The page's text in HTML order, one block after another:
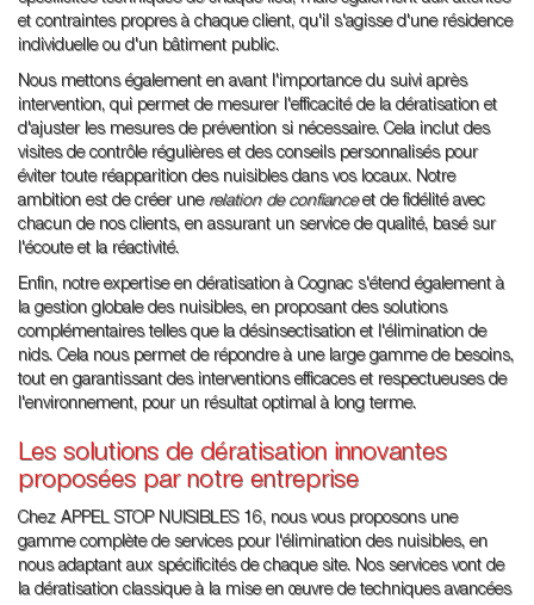
et contraintes propres à chaque client, qu'il s'agisse d'une résidence
individuelle ou d'un bâtiment public.
Nous mettons également en avant l'importance du suivi après
intervention, qui permet de mesurer l'efficacité de la dératisation et
d'ajuster les mesures de prévention si nécessaire. Cela inclut des
visites de contrôle régulières et des conseils personnalisés pour
éviter toute réapparition des nuisibles dans vos locaux. Notre
ambition est de créer une relation de confianceet de fidélité avec
chacun de nos clients, en assurant un service de qualité, basé sur
l'écoute et la réactivité.
Enfin, notre expertise en dératisation à Cognac s'étend également à
la gestion globale des nuisibles, en proposant des solutions
complémentaires telles que la désinsectisation et l'élimination de
nids. Cela nous permet de répondre à une large gamme de besoins,
tout en garantissant des interventions efficaces et respectueuses de
l'environnement, pour un résultat optimal à long terme.
Les solutions de dératisation innovantes
proposées par notre entreprise
Chez APPEL STOP NUISIBLES 16, nous vous proposons une
gamme complète de services pour l'élimination des nuisibles, en
nous adaptant aux spécificités de chaque site. Nos services vont de
la dératisation classique à la mise en œuvre de techniques avancées